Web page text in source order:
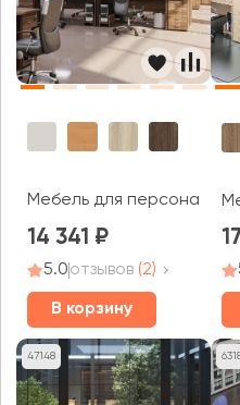
Мебель для персонала
14 341
5.0отзывов (2)
В корзину
47148